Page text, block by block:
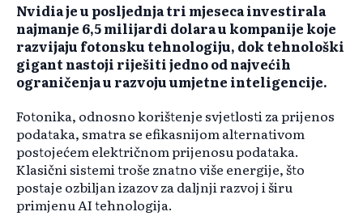
Nvidia je u posljednja tri mjeseca investirala
najmanje 6,5 milijardi dolara u kompanije koje
razvijaju fotonsku tehnologiju, dok tehnološki
gigant nastoji riješiti jedno od najvećih
ograničenja u razvoju umjetne inteligencije.
Fotonika, odnosno korištenje svjetlosti za prijenos
podataka, smatra se efikasnijom alternativom
postojećem električnom prijenosu podataka.
Klasični sistemi troše znatno više energije, što
postaje ozbiljan izazov za daljnji razvoj i širu
primjenu AI tehnologija.